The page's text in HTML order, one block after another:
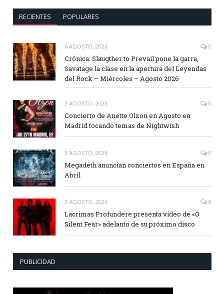
RECIENTES POPULARES
6 AGOSTO, 2026 0
Crónica: Slaugther to Prevail pone la garra,
Savatage la clase en la apertura del Leyendas
del Rock – Miércoles – Agosto 2026
3 AGOSTO, 2026 0
Concierto de Anette Olzon en Agosto en
Madrid tocando temas de Nightwish
3 AGOSTO, 2026 0
Megadeth anuncian conciertos en España en
Abril
3 AGOSTO, 2026 0
Lacrimas Profundere presenta vídeo de «O
Silent Fear» adelanto de su próximo disco
PUBLICIDAD